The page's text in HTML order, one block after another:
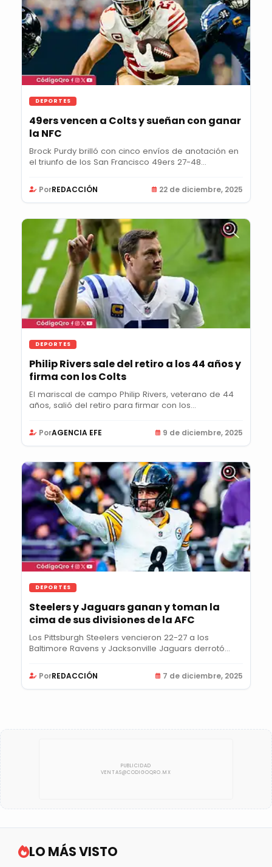
DEPORTES
49ers vencen a Colts y sueñan con ganar
la NFC
Brock Purdy brilló con cinco envíos de anotación en
el triunfo de los San Francisco 49ers 27-48...
PorREDACCIÓN 22 de diciembre, 2025
DEPORTES
Philip Rivers sale del retiro a los 44 años y
firma con los Colts
El mariscal de campo Philip Rivers, veterano de 44
años, salió del retiro para firmar con los...
PorAGENCIA EFE 9 de diciembre, 2025
DEPORTES
Steelers y Jaguars ganan y toman la
cima de sus divisiones de la AFC
Los Pittsburgh Steelers vencieron 22-27 a los
Baltimore Ravens y Jacksonville Jaguars derrotó...
PorREDACCIÓN 7 de diciembre, 2025
LO MÁS VISTO